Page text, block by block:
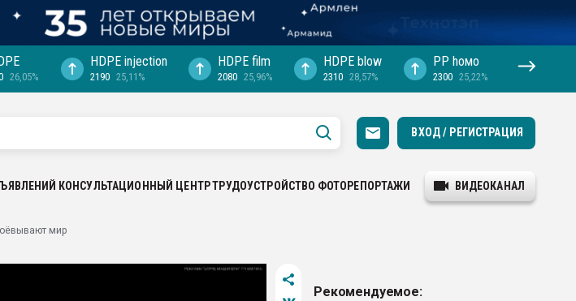
26,05%
HDPE injection
2190 25,11%
HDPE film
2080 25,96%
HDPE blow
2310 28,57%
PP hомо
2300 25,22%
ВХОД / РЕГИСТРАЦИЯ
КОНСУЛЬТАЦИОННЫЙ ЦЕНТРТРУДОУСТРОЙСТВО ФОТОРЕПОРТАЖИ ВИДЕОКАНАЛ
мир
Рекомендуемое: